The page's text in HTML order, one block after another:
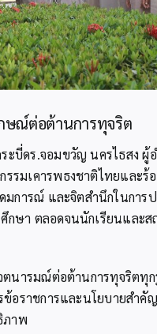
ษณ์ต่อต้านการทุจริต
ดร.จอมขวัญ นครไธสง
รมเคารพธงชาติไทยและ
มการณ์ และจิตสำนึกในกา
กษา ตลอดจนนักเรียนและ
นารมณ์ต่อต้านการทุจริตทุ
ราชการและนโยบายสำคั
ภาพ